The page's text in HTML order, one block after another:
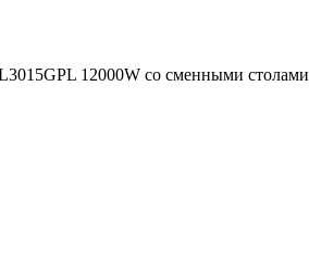
12000W со сменными столами